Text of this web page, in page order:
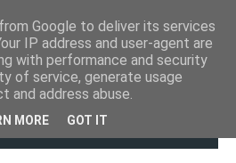
Brand Experience 2025: Volkswagen Leva
Google to deliver its services
IP address and user-agent are
with performance and security
of service, generate usage
address abuse.
MORE GOT IT